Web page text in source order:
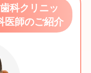
科クリニッ
医師のご紹介